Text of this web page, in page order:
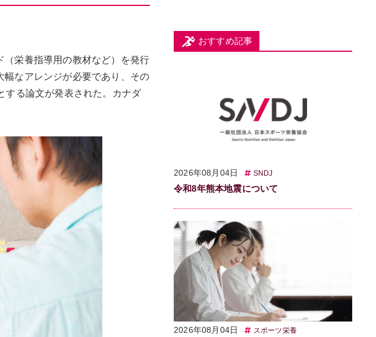
栄養指導用の教材など）を発行
幅なアレンジが必要であり、その
する論文が発表された。カナダ
おすすめ記事
2026年08月04日 SNDJ
令和8年熊本地震について
2026年08月04日 スポーツ栄養